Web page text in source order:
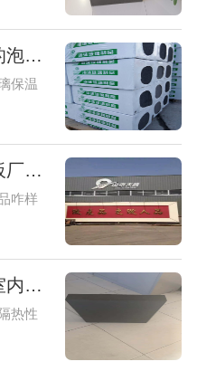
世界环境日不得不赞美的泡沫玻璃保温板材料
保温
购买中泰天成泡沫玻璃板厂家产品咋样
咋样
建筑上安装泡沫玻璃板室内保暖隔热性提升一个档次
热性